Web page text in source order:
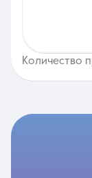
Количество